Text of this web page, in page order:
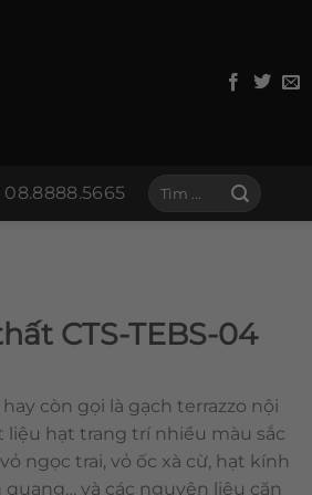
08.8888.5665
Tìm
CTS-TEBS-04
còn gọi là gạch terrazzo nội
hạt trang trí nhiều màu sắc
ngọc trai, vỏ ốc xà cừ, hạt kính
và các nguyên liệu căn